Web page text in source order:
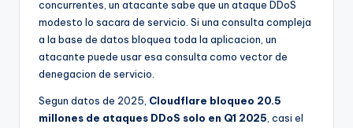
concurrentes, un atacante sabe que un ataque DDoS
modesto lo sacara de servicio. Si una consulta compleja
a la base de datos bloquea toda la aplicacion, un
atacante puede usar esa consulta como vector de
denegacion de servicio.
Segun datos de 2025, Cloudflare bloqueo 20.5
millones de ataques DDoS solo en Q1 2025 , casi el